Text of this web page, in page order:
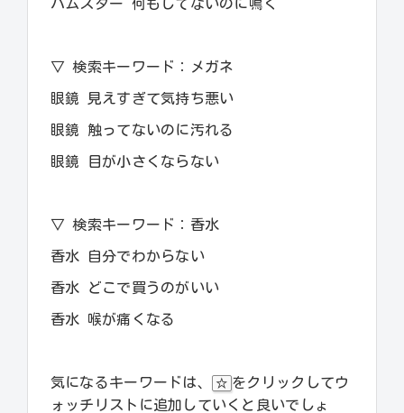
ハムスター 何もしてないのに鳴く
▽ 検索キーワード：メガネ
眼鏡 見えすぎて気持ち悪い
眼鏡 触ってないのに汚れる
眼鏡 目が小さくならない
▽ 検索キーワード：香水
香水 自分でわからない
香水 どこで買うのがいい
香水 喉が痛くなる
気になるキーワードは、 ☆ をクリックしてウ
ォッチリストに追加していくと良いでしょ